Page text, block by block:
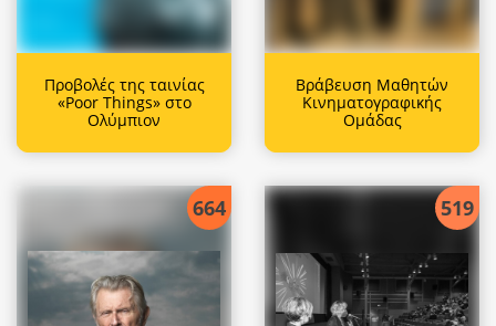
Προβολές της ταινίας
«Poor Things» στο
Ολύμπιον
Βράβευση Μαθητών
Κινηματογραφικής
Ομάδας
664 519